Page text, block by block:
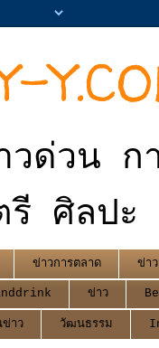
ด่วน ก
รี ศิลปะ
ข่าวการตลาด ข่า
ข่าว
าว วัฒนธรรม